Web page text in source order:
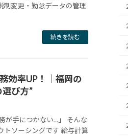
制変更・勤怠データの管理
続きを読む
効率UP！｜福岡の
び方”
が手につかない…」 そんな
トソーシングです 給与計算